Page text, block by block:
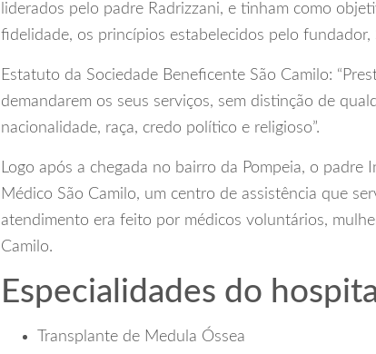
liderados pelo padre Radrizzani, e tinham como
fidelidade, os princípios estabelecidos pelo
Estatuto da Sociedade Beneficente São Camilo:
demandarem os seus serviços, sem distinção de
nacionalidade, raça, credo político e religioso”.
Logo após a chegada no bairro da Pompeia, o
Médico São Camilo, um centro de assistência que
atendimento era feito por médicos voluntários,
Camilo.
Especialidades do hospital
Transplante de Medula Óssea